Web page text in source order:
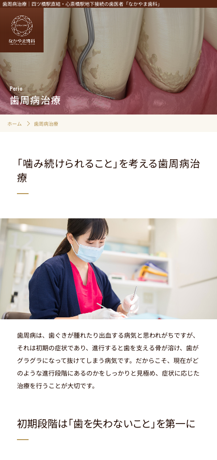
歯周病治療｜四ツ橋駅直結・心斎橋駅地下接続の歯医者「なかやま歯科」
Perio
歯周病治療
ホーム 歯周病治療
「噛み続けられること」を考える歯周病治
療
歯周病は、歯ぐきが腫れたり出血する病気と思われがちですが、
それは初期の症状であり、進行すると歯を支える骨が溶け、歯が
グラグラになって抜けてしまう病気です。だからこそ、現在がど
のような進行段階にあるのかをしっかりと見極め、症状に応じた
治療を行うことが大切です。
初期段階は「歯を失わないこと」を第一に
HOME
むし歯治療
歯周病治療
定期検診・クリーニング
インプラント
精密根管治療
入れ歯治療
咬筋ボトックス治療
症例紹介
治療費用のご案内
生涯の健康を見据えた治療
痛さと怖さを抑える治療
院長・スタッフ紹介
衛生管理へのこだわり
医院情報・アクセス
採用情報